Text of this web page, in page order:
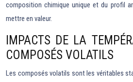
composition chimique unique et du profil
mettre en valeur.
IMPACTS DE LA
COMPOSÉS VOLATILS
Les composés volatils sont les véritables